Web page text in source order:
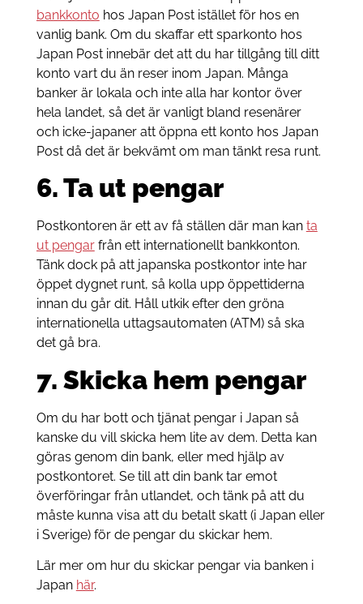
bankkonto hos Japan Post istället för hos en
vanlig bank. Om du skaffar ett sparkonto hos
Japan Post innebär det att du har tillgång till ditt
konto vart du än reser inom Japan. Många
banker är lokala och inte alla har kontor över
hela landet, så det är vanligt bland resenärer
och icke-japaner att öppna ett konto hos Japan
Post då det är bekvämt om man tänkt resa runt.
6. Ta ut pengar
Postkontoren är ett av få ställen där man kan ta
ut pengarfrån ett internationellt bankkonton.
Tänk dock på att japanska postkontor inte har
öppet dygnet runt, så kolla upp öppettiderna
innan du går dit. Håll utkik efter den gröna
internationella uttagsautomaten (ATM) så ska
det gå bra.
7. Skicka hem pengar
Om du har bott och tjänat pengar i Japan så
kanske du vill skicka hem lite av dem. Detta kan
göras genom din bank, eller med hjälp av
postkontoret. Se till att din bank tar emot
överföringar från utlandet, och tänk på att du
måste kunna visa att du betalt skatt (i Japan eller
i Sverige) för de pengar du skickar hem.
Lär mer om hur du skickar pengar via banken i
Japan här.